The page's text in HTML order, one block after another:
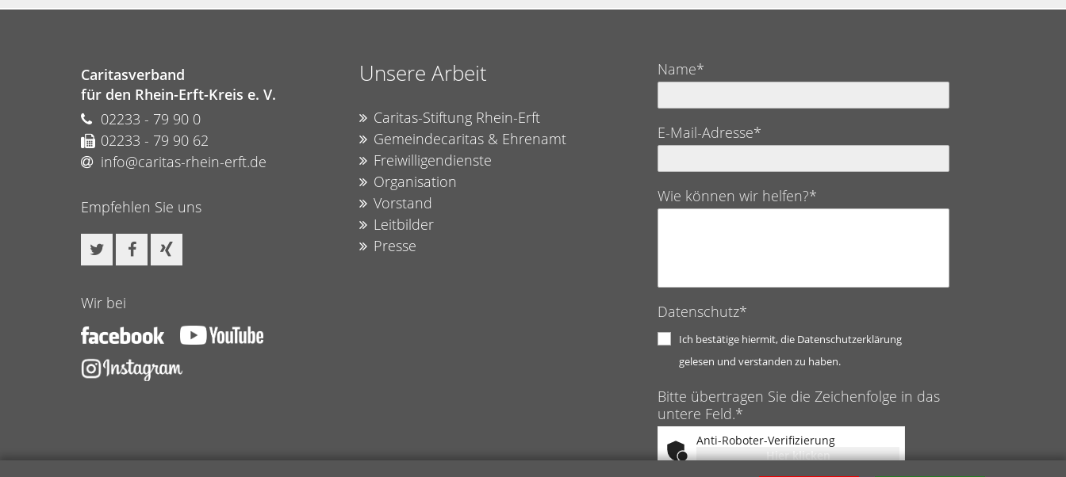
Caritasverband
für den Rhein-Erft-Kreis e. V.
02233 - 79 90 0
02233 - 79 90 62
info@caritas-rhein-erft.de
Empfehlen Sie uns
Wir bei
Unsere Arbeit
Caritas-Stiftung Rhein-Erft
Gemeindecaritas & Ehrenamt
Freiwilligendienste
Organisation
Vorstand
Leitbilder
Presse
Name*
E-Mail-Adresse*
Wie können wir helfen?*
Datenschutz*
Ich bestätige hiermit, die Datenschutzerklärung
gelesen und verstanden zu haben.
Bitte übertragen Sie die Zeichenfolge in das
untere Feld.*
Anti-Roboter-Verifizierung
Hier klicken